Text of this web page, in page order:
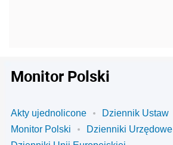
Monitor Polski
Akty ujednolicone
Dziennik Ustaw
Monitor Polski
Dzienniki Urzędowe